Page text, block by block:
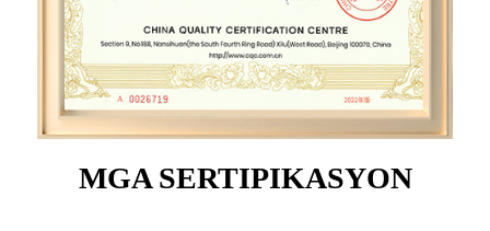
MGA SERTIPIKASYON